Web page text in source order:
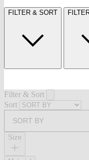
FILTER & SORT
Filter & Sort
Sort
SORT BY
Size